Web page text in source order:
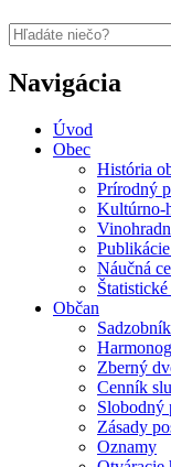
Navigácia
Úvod
Obec
História
Prírodný
Kultúrno-
Náučná
Občan
Zberný
Cenník
Slobodný
Zásady
Oznamy